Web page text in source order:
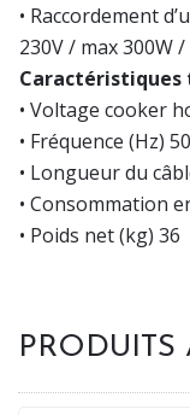
• Raccordement
230V / max 300W
Caractéristiques
• Voltage cooker
• Fréquence (Hz) 50
• Longueur du
• Consommation
• Poids net (kg) 36
PRODUITS